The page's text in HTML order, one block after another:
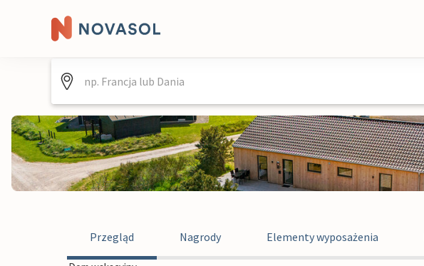
Przegląd Nagrody Elementy wyposażenia